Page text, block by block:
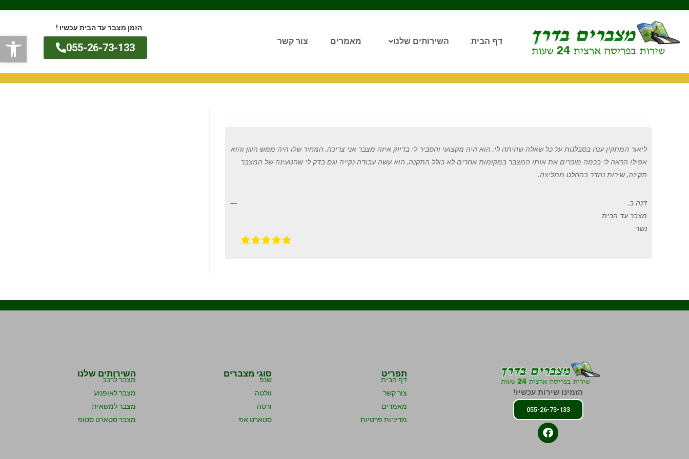
דף הבית השירותים שלנו מאמרים צור קשר
הזמן מצבר עד הבית עכשיו !
055-26-73-133
ליאור המתקין ענה בסבלנות על כל שאלה שהיתה לי, הוא היה מקצועי והסביר לי בדיוק איזה מצבר אני צריכה, המחיר שלו היה ממש הוגן והוא
אפילו הראה לי בכמה מוכרים את אותו המצבר במקומות אחרים לא כולל התקנה, הוא עשה עבודה נקייה וגם בדק לי שהטעינה של המצבר
תקינה,שירות נהדר בהחלט ממליצה.
דנה ב.
מצבר עד הבית
נשר
הזמינו שירות עכשיו!
055-26-73-133
תפריט
דף הבית
צור קשר
מאמרים
מדיניות פרטיות
סוגי מצברים
שנפ
וולטה
ורטה
סטארט אפ
השירותים שלנו
מצבר לרכב
מצבר לאופנוע
מצבר למשאית
מצבר סטארט סטופ